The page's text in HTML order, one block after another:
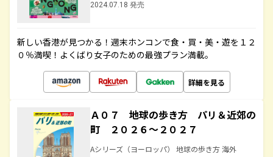
2024.07.18 発売
新しい香港が見つかる！週末ホンコンで食・買・美・遊を１２
０％満喫！よくばり女子のための最強プラン満載。
詳細を見る
Ａ０７ 地球の歩き方 パリ＆近郊の
町 ２０２６～２０２７
Aシリーズ（ヨーロッパ） 地球の歩き方 海外